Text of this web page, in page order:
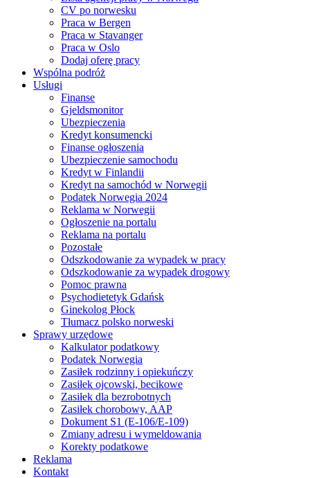
CV po norwesku
Praca w Bergen
Praca w Stavanger
Praca w Oslo
Dodaj oferę pracy
Wspólna podróż
Usługi
Finanse
Gjeldsmonitor
Ubezpieczenia
Kredyt konsumencki
Finanse ogłoszenia
Ubezpieczenie samochodu
Kredyt w Finlandii
Kredyt na samochód w Norwegii
Podatek Norwegia 2024
Reklama w Norwegii
Ogłoszenie na portalu
Reklama na portalu
Pozostałe
Odszkodowanie za wypadek w pracy
Odszkodowanie za wypadek drogowy
Pomoc prawna
Psychodietetyk Gdańsk
Ginekolog Płock
Tłumacz polsko norweski
Sprawy urzędowe
Kalkulator podatkowy
Podatek Norwegia
Zasiłek rodzinny i opiekuńczy
Zasiłek ojcowski, becikowe
Zasiłek dla bezrobotnych
Zasiłek chorobowy, AAP
Dokument S1 (E-106/E-109)
Zmiany adresu i wymeldowania
Korekty podatkowe
Reklama
Kontakt